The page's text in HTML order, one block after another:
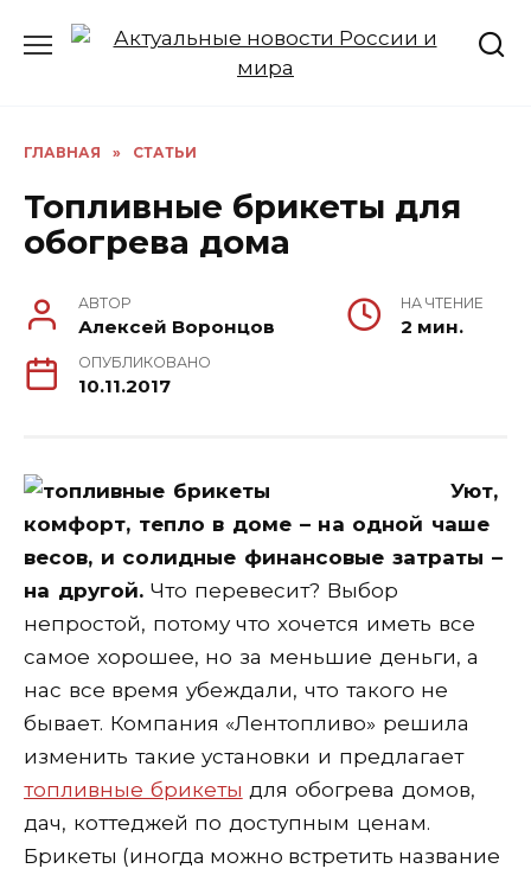
ГЛАВНАЯ » СТАТЬИ
Топливные брикеты для
обогрева дома
АВТОР
Алексей Воронцов
НА ЧТЕНИЕ
2 мин.
ОПУБЛИКОВАНО
10.11.2017
Уют,
комфорт, тепло в доме – на одной чаше
весов, и солидные финансовые затраты –
на другой.Что перевесит? Выбор
непростой, потому что хочется иметь все
самое хорошее, но за меньшие деньги, а
нас все время убеждали, что такого не
бывает. Компания «Лентопливо» решила
изменить такие установки и предлагает
топливные брикеты для обогрева домов,
дач, коттеджей по доступным ценам.
Брикеты (иногда можно встретить название